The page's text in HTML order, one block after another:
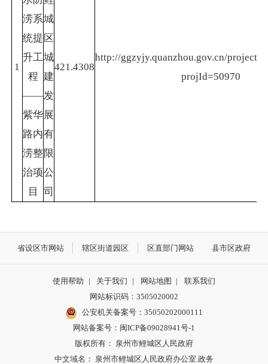
1
涝系
统提
升工
程
——
紫华
路内
涝整
治项
目
城
区
城
建
发
展
有
限
公
司
421.4308
http://ggzyjy.quanzhou.gov.cn/project/
projId=50970
省设区市网站 辖区街道园区 区直部门网站 县市区政府
使用帮助 | 关于我们 | 网站地图 |
联系我们
网站标识码：3505020002
公安机关备案号：35050202000111
网站备案号：闽ICP备09028941号-1
版权所有： 泉州市鲤城区人民政府
中文域名： 泉州市鲤城区人民政府办公室.政务